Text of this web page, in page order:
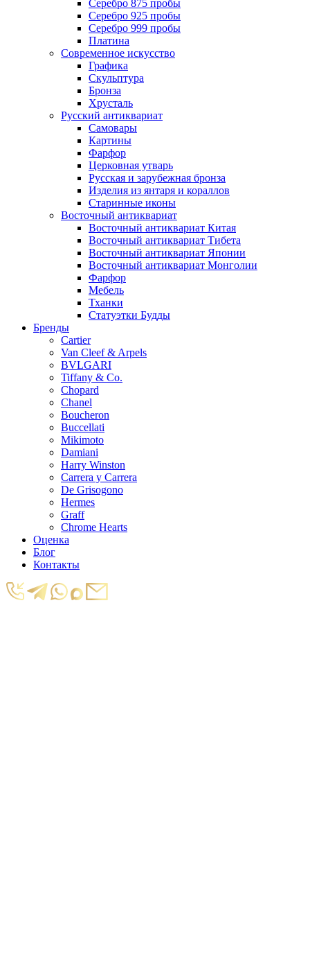
Серебро 875 пробы
Серебро 925 пробы
Серебро 999 пробы
Платина
Современное искусство
Графика
Скульптура
Бронза
Хрусталь
Русский антиквариат
Самовары
Картины
Фарфор
Церковная утварь
Русская и зарубежная бронза
Изделия из янтаря и кораллов
Старинные иконы
Восточный антиквариат
Восточный антиквариат Китая
Восточный антиквариат Тибета
Восточный антиквариат Японии
Восточный антиквариат Монголии
Фарфор
Мебель
Тханки
Статуэтки Будды
Бренды
Cartier
Van Cleef & Arpels
BVLGARI
Tiffany & Co.
Chopard
Chanel
Boucheron
Buccellati
Mikimoto
Damiani
Harry Winston
Carrera y Carrera
De Grisogono
Hermes
Graff
Chrome Hearts
Оценка
Блог
Контакты